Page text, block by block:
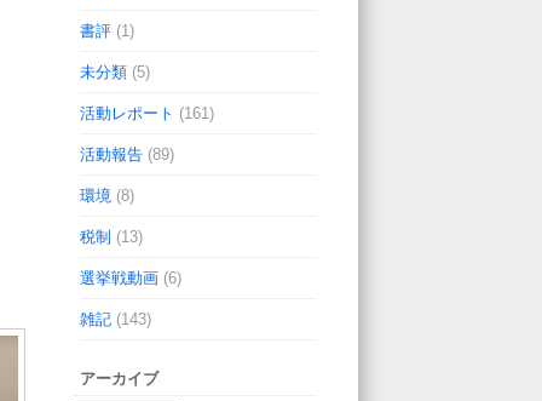
書評 (1)
未分類 (5)
活動レポート (161)
活動報告 (89)
環境 (8)
税制 (13)
選挙戦動画 (6)
雑記 (143)
アーカイブ